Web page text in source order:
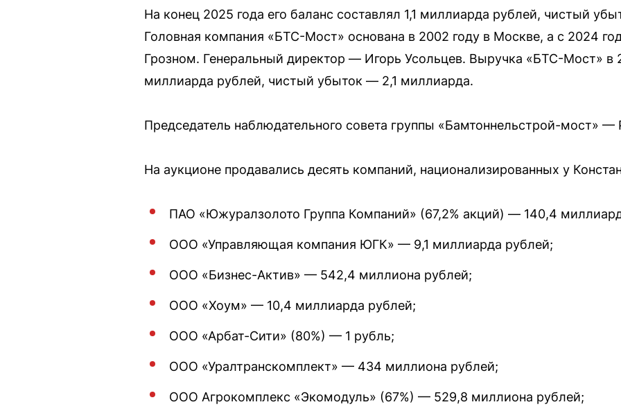
На конец 2025 года его баланс составлял 1,1 миллиарда рублей, чистый
Головная компания «БТС-Мост» основана в 2002 году в Москве, а с 2024
Грозном. Генеральный директор — Игорь Усольцев. Выручка «БТС-Мост» в
миллиарда рублей, чистый убыток — 2,1 миллиарда.
Председатель наблюдательного совета группы «Бамтоннельстрой-мост» —
На аукционе продавались десять компаний, национализированных у
ПАО «Южуралзолото Группа Компаний» (67,2% акций) — 140,4
ООО «Управляющая компания ЮГК» — 9,1 миллиарда рублей;
ООО «Бизнес-Актив» — 542,4 миллиона рублей;
ООО «Хоум» — 10,4 миллиарда рублей;
ООО «Арбат-Сити» (80%) — 1 рубль;
ООО «Уралтранскомплект» — 434 миллиона рублей;
ООО Агрокомплекс «Экомодуль» (67%) — 529,8 миллиона рублей;